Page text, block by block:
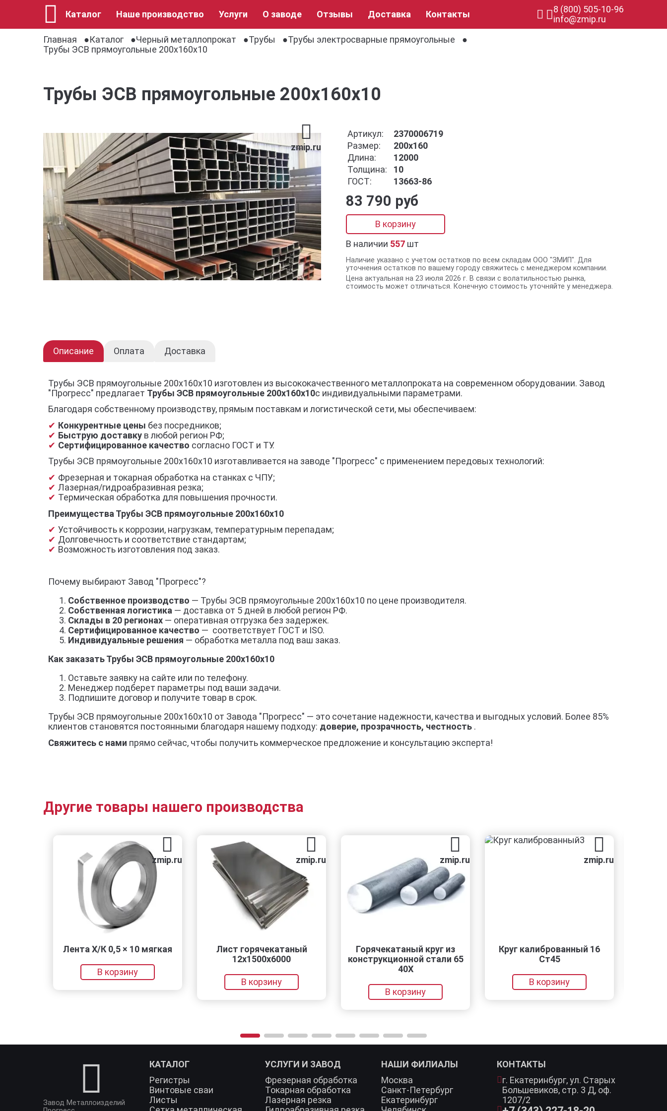
Каталог Наше производство Услуги О заводе Отзывы Доставка Контакты
8 (800) 505-10-96
info@zmip.ru
Главная
Каталог Черный металлопрокат Трубы
Трубы электросварные прямоугольные
Трубы ЭСВ прямоугольные 200х160х10
Трубы ЭСВ прямоугольные 200х160х10
zmip.ru
Артикул:
2370006719
Размер:
200x160
Длина:
12000
Толщина:
10
ГОСТ:
13663-86
83 790 руб
В корзину
В наличии 557 шт
Наличие указано с учетом остатков по всем складам ООО "ЗМИП". Для
уточнения остатков по вашему городу свяжитесь с менеджером компании.
Цена актуальная на 23 июля 2026 г. В связи с волатильностью рынка,
стоимость может отличаться. Конечную стоимость уточняйте у менеджера.
Описание Оплата Доставка
Трубы ЭСВ прямоугольные 200х160х10 изготовлен из высококачественного металлопроката на современном оборудовании. Завод
"Прогресс" предлагает Трубы ЭСВ прямоугольные 200х160х10с индивидуальными параметрами.
Благодаря собственному производству, прямым поставкам и логистической сети, мы обеспечиваем:
Конкурентные цены без посредников;
Быструю доставку в любой регион РФ;
Сертифицированное качество согласно ГОСТ и ТУ.
Трубы ЭСВ прямоугольные 200х160х10 изготавливается на заводе "Прогресс" с применением передовых технологий:
Фрезерная и токарная обработка на станках с ЧПУ;
Лазерная/гидроабразивная резка;
Термическая обработка для повышения прочности.
Преимущества Трубы ЭСВ прямоугольные 200х160х10
Устойчивость к коррозии, нагрузкам, температурным перепадам;
Долговечность и соответствие стандартам;
Возможность изготовления под заказ.
Почему выбирают Завод "Прогресс"?
Собственное производство — Трубы ЭСВ прямоугольные 200х160х10 по цене производителя.
Собственная логистика — доставка от 5 дней в любой регион РФ.
Склады в 20 регионах — оперативная отгрузка без задержек.
Сертифицированное качество — соответствует ГОСТ и ISO.
Индивидуальные решения — обработка металла под ваш заказ.
Как заказать Трубы ЭСВ прямоугольные 200х160х10
Оставьте заявку на сайте или по телефону.
Менеджер подберет параметры под ваши задачи.
Подпишите договор и получите товар в срок.
Трубы ЭСВ прямоугольные 200х160х10 от Завода "Прогресс" — это сочетание надежности, качества и выгодных условий. Более 85%
клиентов становятся постоянными благодаря нашему подходу: доверие, прозрачность, честность .
Свяжитесь с нами прямо сейчас, чтобы получить коммерческое предложение и консультацию эксперта!
Другие товары нашего производства
zmip.ru
Лента Х/К 0,5 × 10 мягкая
В корзину
zmip.ru
Лист горячекатаный
12х1500х6000
В корзину
zmip.ru
Горячекатаный круг из
конструкционной стали 65
В корзину
zmip.ru
Круг калиброванный 16
Ст45
В корзину
Завод Металлоизделий
КАТАЛОГ
Регистры
Винтовые сваи
Листы
УСЛУГИ И ЗАВОД
Фрезерная обработка
Токарная обработка
Лазерная резка
НАШИ ФИЛИАЛЫ
Москва
Санкт-Петербург
Екатеринбург
КОНТАКТЫ
г. Екатеринбург,ул. Старых
Большевиков, стр. 3 Д, оф.
1207/2